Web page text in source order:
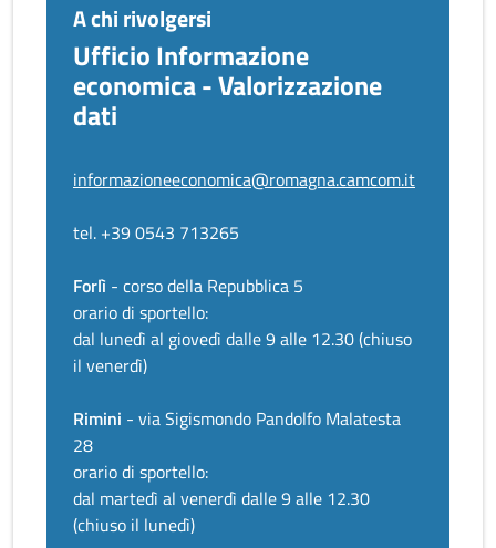
A chi rivolgersi
Ufficio Informazione
economica - Valorizzazione
dati
informazioneeconomica@romagna.camcom.it
tel. +39 0543 713265
Forlì - corso della Repubblica 5
orario di sportello:
dal lunedì al giovedì dalle 9 alle 12.30 (chiuso
il venerdì)
Rimini - via Sigismondo Pandolfo Malatesta
28
orario di sportello:
dal martedì al venerdì dalle 9 alle 12.30
(chiuso il lunedì)